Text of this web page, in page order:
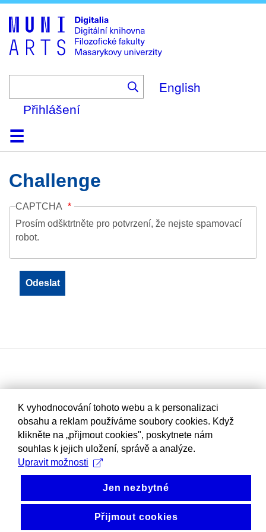
to
main
content
English
Přihlášení
DomůKolekce
Prohlížení
Vyhledávání
O platformě
Nápověda
KontaktDigitalia
Challenge
CAPTCHA
Prosím odšktrtněte pro potvrzení, že nejste spamovací
robot.
K vyhodnocování tohoto webu a k personalizaci
obsahu a reklam používáme soubory cookies. Když
klikněte na „přijmout cookies", poskytnete nám
souhlas k jejich uložení, správě a analýze.
Upravit možnosti
Jen nezbytné
Přijmout cookies